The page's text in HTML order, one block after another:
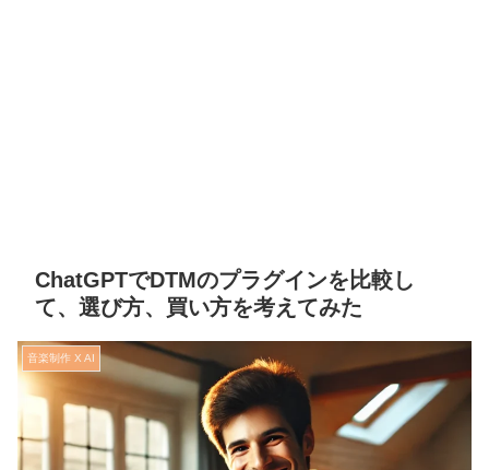
ChatGPTでDTMのプラグインを比較し
て、選び方、買い方を考えてみた
音楽制作 X AI